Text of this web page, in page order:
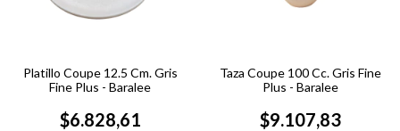
Platillo Coupe 12.5 Cm. Gris
Fine Plus - Baralee
$6.828,61
Taza Coupe 100 Cc. Gris Fine
Plus - Baralee
$9.107,83